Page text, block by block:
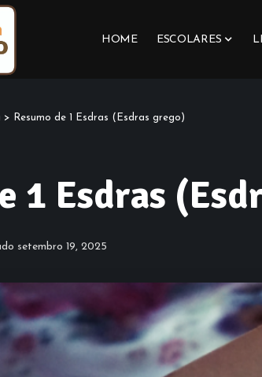
HOME ESCOLARES
> Resumo de 1 Esdras (Esdras grego)
1 Esdras
setembro 19, 2025